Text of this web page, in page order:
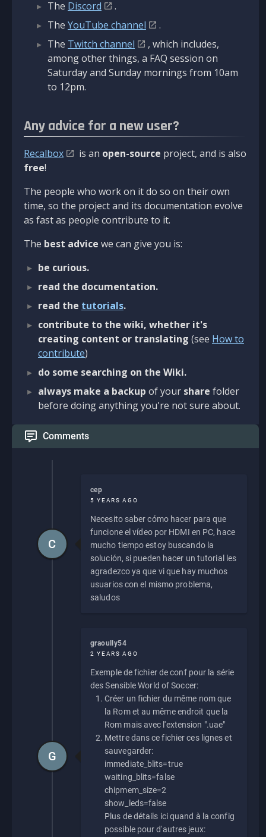
The Discord
.
The YouTube channel
.
The Twitch channel
, which includes,
among other things, a FAQ session on
Saturday and Sunday mornings from 10am
to 12pm.
Any advice for a new user?
Recalbox is an open-source project, and is also
free!
The people who work on it do so on their own
time, so the project and its documentation evolve
as fast as people contribute to it.
The best advice we can give you is:
be curious.
read the documentation.
read the tutorials.
contribute to the wiki, whether it's
creating content or translating (see How to
contribute)
do some searching on the Wiki.
always make a backup of your share folder
before doing anything you're not sure about.
Comments
cep
5 YEARS AGO
Necesito saber cómo hacer para que
funcione el vídeo por HDMI en PC, hace
mucho tiempo estoy buscando la
solución, si pueden hacer un tutorial les
agradezco ya que vi que hay muchos
usuarios con el mismo problema,
saludos
C
graoully54
2 YEARS AGO
Exemple de fichier de conf pour la série
des Sensible World of Soccer:
Créer un fichier du même nom que
la Rom et au même endroit que la
Rom mais avec l'extension ".uae"
Mettre dans ce fichier ces lignes et
sauvegarder:
immediate_blits=true
waiting_blits=false
chipmem_size=2
show_leds=false
Plus de détails ici quand à la config
possible pour d'autres jeux:
G